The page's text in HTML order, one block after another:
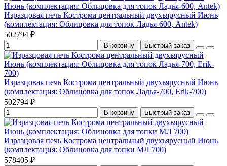
Изразцовая печь Кострома центральный двухъярусный Июнь
(комплектация: Облицовка для топок Ладья-600, Antek)
502794 ₽
В корзину Быстрый заказ
Изразцовая печь Кострома центральный двухъярусный Июнь
(комплектация: Облицовка для топок Ладья-700, Erik-700)
502794 ₽
В корзину Быстрый заказ
Изразцовая печь Кострома центральный двухъярусный Июнь
(комплектация: Облицовка для топки МЛ 700)
578405 ₽